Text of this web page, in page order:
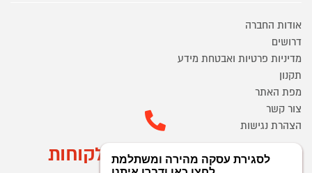
אודות החברה
דרושים
מדיניות פרטיות ואבטחת מידע
תקנון
מפת האתר
צור קשר
הצהרת נגישות
מוקד הזמנות ושירות לקוחות